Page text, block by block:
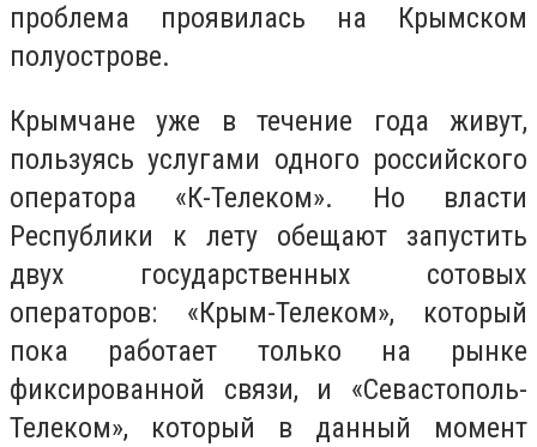
проблема проявилась на Крымском
полуострове.
Крымчане уже в течение года живут,
пользуясь услугами одного российского
оператора «К-Телеком». Но власти
Республики к лету обещают запустить
двух государственных сотовых
операторов: «Крым-Телеком», который
пока работает только на рынке
фиксированной связи, и «Севастополь-
Телеком», который в данный момент